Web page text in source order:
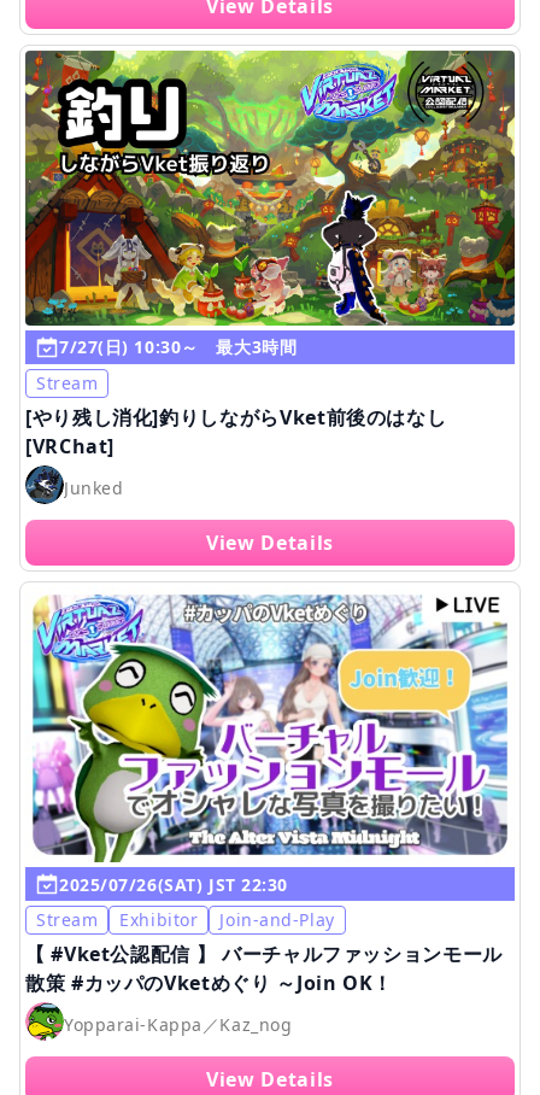
View Details
7/27(日) 10:30～ 最大3時間
Stream
[やり残し消化]釣りしながらVket前後のはなし
[VRChat]
Junked
View Details
2025/07/26(SAT) JST 22:30
Stream
Exhibitor Join-and-Play
【 #Vket公認配信 】 バーチャルファッションモール
散策 #カッパのVketめぐり ～Join OK！
Yopparai-Kappa／Kaz_nog
View Details